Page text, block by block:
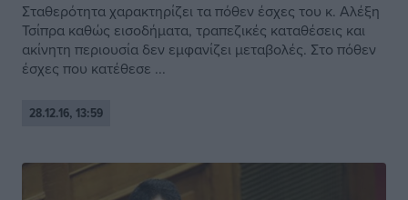
Σταθερότητα χαρακτηρίζει τα πόθεν έσχες του κ. Αλέξη
Τσίπρα καθώς εισοδήματα, τραπεζικές καταθέσεις και
ακίνητη περιουσία δεν εμφανίζει μεταβολές. Στο πόθεν
έσχες που κατέθεσε ...
28.12.16, 13:59